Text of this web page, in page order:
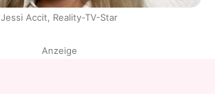
Jessi Accit, Reality-TV-Star
Anzeige